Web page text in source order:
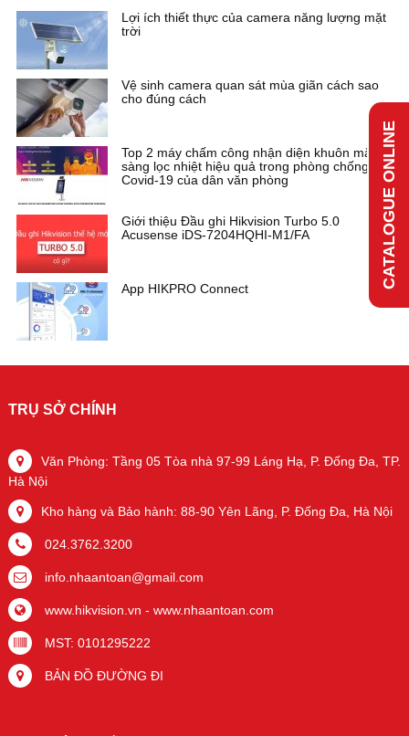
CATALOGUE ONLINE
Lợi ích thiết thực của camera năng lượng mặt
trời
Vệ sinh camera quan sát mùa giãn cách sao
cho đúng cách
Top 2 máy chấm công nhận diện khuôn mặt
sàng lọc nhiệt hiệu quả trong phòng chống
Covid-19 của dân văn phòng
Giới thiệu Đầu ghi Hikvision Turbo 5.0
Acusense iDS-7204HQHI-M1/FA
App HIKPRO Connect
TRỤ SỞ CHÍNH
Văn Phòng: Tầng 05 Tòa nhà 97-99 Láng Hạ, P. Đống Đa, TP.
Hà Nội
Kho hàng và Bảo hành: 88-90 Yên Lãng, P. Đống Đa, Hà Nội
024.3762.3200
info.nhaantoan@gmail.com
www.hikvision.vn - www.nhaantoan.com
MST: 0101295222
BẢN ĐỒ ĐƯỜNG ĐI